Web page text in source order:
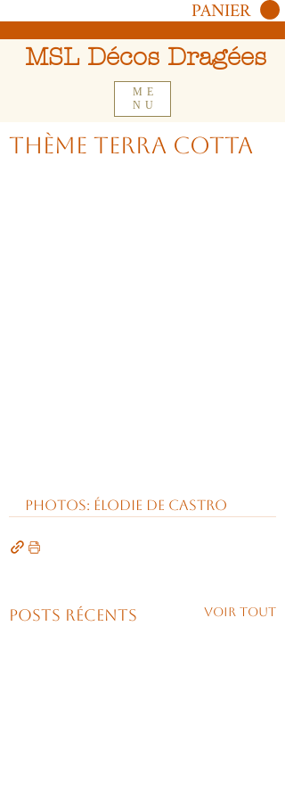
MSL Décos Dragées
ME
NU
PANIER
Thème terra cotta
Photos: Élodie de Castro
Posts récents Voir tout